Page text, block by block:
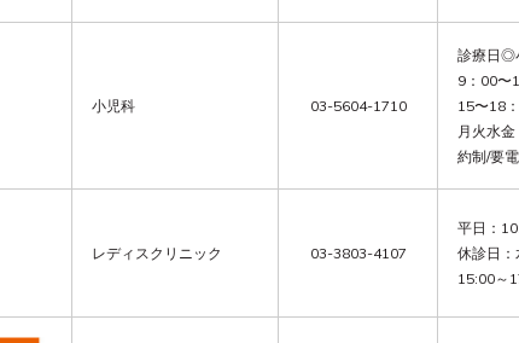
小児科 03-5604-1710
診療日◎
9：00〜
15〜18
月火水
約制/要電
レディスクリニック 03-3803-4107
平日：
休診日
15:00～